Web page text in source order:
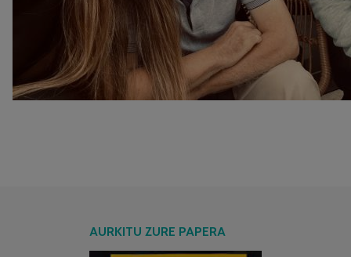
AURKITU ZURE PAPERA